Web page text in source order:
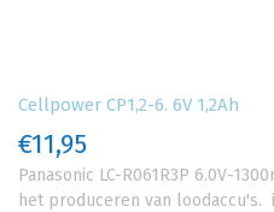
Cellpower CP1,2-6. 6V 1,2Ah
€11,95
Panasonic LC-R061R3P 6.0V-
het produceren van loodaccu's.